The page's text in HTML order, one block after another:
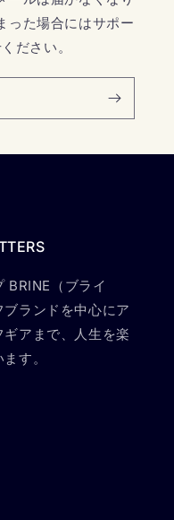
った場合にはサポー
ださい。
BRINE（ブライ
ランドを中心にア
アまで、人生を楽
す。